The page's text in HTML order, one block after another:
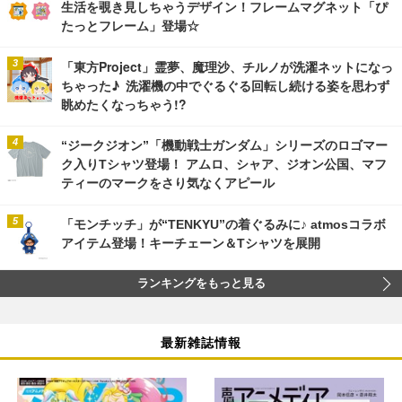
生活を覗き見しちゃうデザイン！フレームマグネット「ぴ
たっとフレーム」登場☆
「東方Project」霊夢、魔理沙、チルノが洗濯ネットになっ
ちゃった♪ 洗濯機の中でぐるぐる回転し続ける姿を思わず
眺めたくなっちゃう!?
“ジークジオン”「機動戦士ガンダム」シリーズのロゴマー
ク入りTシャツ登場！ アムロ、シャア、ジオン公国、マフ
ティーのマークをさり気なくアピール
「モンチッチ」が“TENKYU”の着ぐるみに♪ atmosコラボ
アイテム登場！キーチェーン＆Tシャツを展開
ランキングをもっと見る
最新雑誌情報